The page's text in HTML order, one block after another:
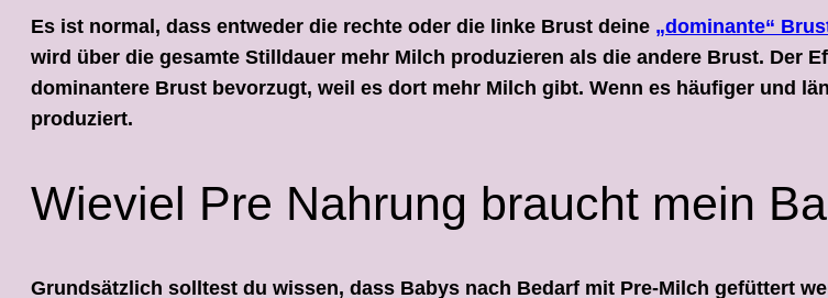
Es ist normal, dass entweder die rechte oder die linke Brust deine „dominante“
wird über die gesamte Stilldauer mehr Milch produzieren als die andere Brust. Der
dominantere Brust bevorzugt, weil es dort mehr Milch gibt. Wenn es häufiger und
produziert.
Wieviel Pre Nahrung braucht mein
Grundsätzlich solltest du wissen, dass Babys nach Bedarf mit Pre-Milch gefüttert